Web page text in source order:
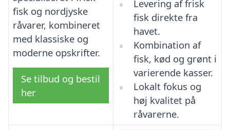
fisk og nordjyske
råvarer, kombineret
med klassiske og
moderne opskrifter.
Se tilbud og bestil
her
Levering af frisk
fisk direkte fra
havet.
Kombination af
fisk, kød og grønt i
varierende kasser.
Lokalt fokus og
høj kvalitet på
råvarerne.